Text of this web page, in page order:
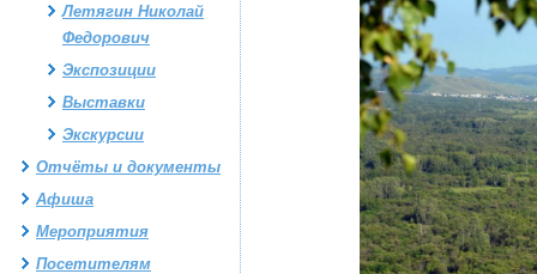
Летягин Николай
Федорович
Экспозиции
Выставки
Экскурсии
Отчёты и документы
Афиша
Мероприятия
Посетителям